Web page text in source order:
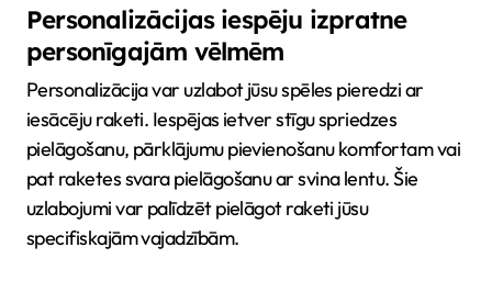
Personalizācijas iespēju izpratne
personīgajām vēlmēm
Personalizācija var uzlabot jūsu spēles pieredzi ar
iesācēju raketi. Iespējas ietver stīgu spriedzes
pielāgošanu, pārklājumu pievienošanu komfortam vai
pat raketes svara pielāgošanu ar svina lentu. Šie
uzlabojumi var palīdzēt pielāgot raketi jūsu
specifiskajām vajadzībām.